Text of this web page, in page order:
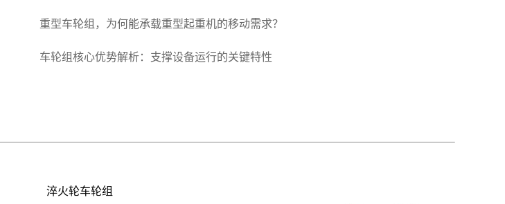
重型车轮组，为何能承载重型起重机的移动需求？
车轮组核心优势解析：支撑设备运行的关键特性
淬火轮车轮组